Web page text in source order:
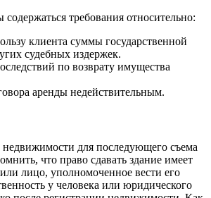
требования относительно:
клиента суммы государственной
судебных издержек.
по возврату имущества
аренды недействительным.
для последующего съема
что право сдавать здание имеет
лицо, уполномоченное вести его
у человека или юридического